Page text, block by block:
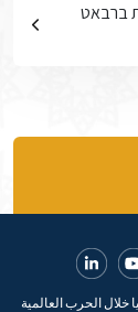
ברבאט
خلال الحرب العالمية